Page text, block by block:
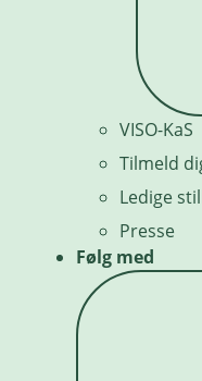
VISO-KaS
Tilmeld
Ledige
Presse
Følg med